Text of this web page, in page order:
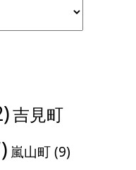
吉見町
嵐山町(9)